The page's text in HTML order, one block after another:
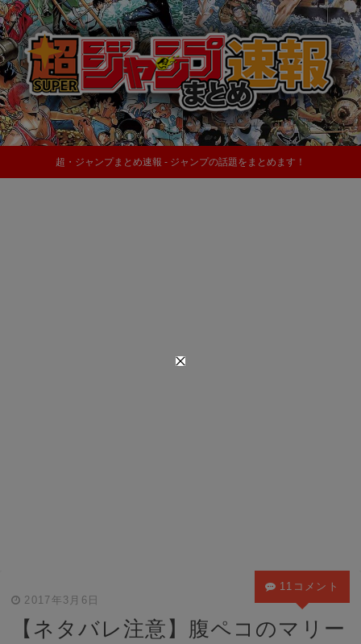
超・ジャンプまとめ速報 - ジャンプの話題をまとめます！
2017年3月6日
【ネタバレ注意】腹ペコのマリー
11コメント